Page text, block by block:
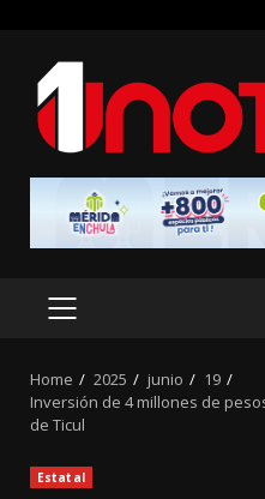
content
PRIMARY
Home 2025 junio
19
Inversión de 4 millones de
de Ticul
Estatal